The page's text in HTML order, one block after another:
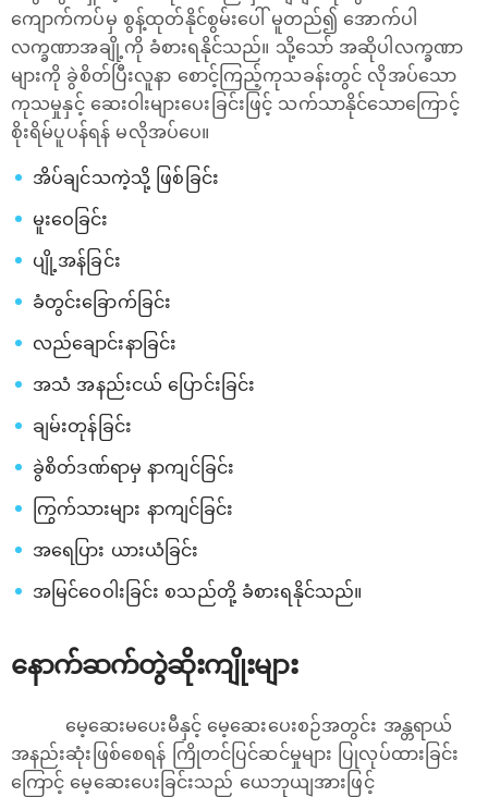
ကျောက်ကပ်မှ စွန့်ထုတ်နိုင်စွမ်းပေါ် မူတည်၍ အောက်ပါ
လက္ခဏာအချို့ကို ခံစားရနိုင်သည်။ သို့သော် အဆိုပါလက္ခဏာ
များကို ခွဲစိတ်ပြီးလူနာ စောင့်ကြည့်ကုသခန်းတွင် လိုအပ်သော
ကုသမှုနှင့် ဆေးဝါးများပေးခြင်းဖြင့် သက်သာနိုင်သောကြောင့်
စိုးရိမ်ပူပန်ရန် မလိုအပ်ပေ။
အိပ်ချင်သကဲ့သို့ ဖြစ်ခြင်း
မူးဝေခြင်း
ပျို့အန်ခြင်း
ခံတွင်း‌ခြောက်ခြင်း
လည်ချောင်းနာခြင်း
အသံ အနည်းငယ် ပြောင်းခြင်း
ချမ်းတုန်ခြင်း
ခွဲစိတ်ဒဏ်ရာမှ နာကျင်ခြင်း
ကြွက်သားများ နာကျင်ခြင်း
အရေပြား ယားယံခြင်း
အမြင်ဝေဝါးခြင်း စသည်တို့ ခံစားရနိုင်သည်။
နောက်ဆက်တွဲဆိုးကျိုးများ
မေ့ဆေးမပေးမီနှင့် မေ့ဆေးပေးစဉ်အတွင်း အန္တရာယ်
အနည်းဆုံးဖြစ်စေရန် ကြိုတင်ပြင်ဆင်မှုများ ပြုလုပ်ထားခြင်း
ကြောင့် မေ့ဆေးပေးခြင်းသည် ယေဘုယျအားဖြင့်